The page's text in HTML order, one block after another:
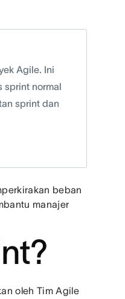
Agile. Ini
sprint normal
sprint dan
beban
manajer
oleh Tim Agile